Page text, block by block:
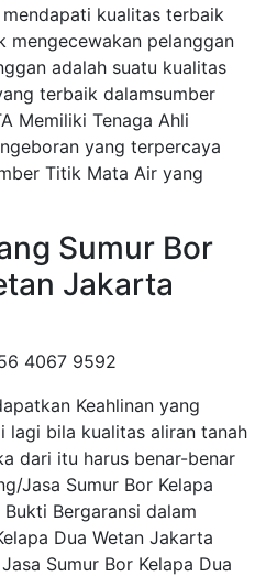
kualitas terbaik
mengecewakan pelanggan
adalah suatu kualitas
terbaik dalamsumber
Memiliki Tenaga Ahli
yang terpercaya
Titik Mata Air yang
Sumur Bor
Jakarta
4067 9592
Keahlinan yang
lagi bila kualitas aliran tanah
dari itu harus benar-benar
Jasa Sumur Bor Kelapa
Bergaransi dalam
Dua Wetan Jakarta
Sumur Bor Kelapa Dua